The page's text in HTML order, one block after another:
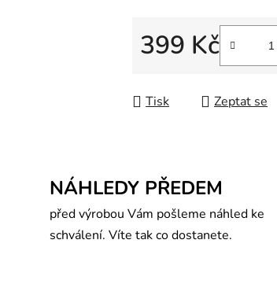
399 Kč
Tisk Zeptat se
NÁHLEDY PŘEDEM
před výrobou Vám pošleme náhled ke
schválení. Víte tak co dostanete.